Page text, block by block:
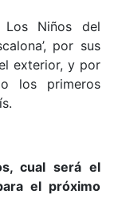
Niños del
por sus
exterior, y por
los primeros
cual será el
el próximo